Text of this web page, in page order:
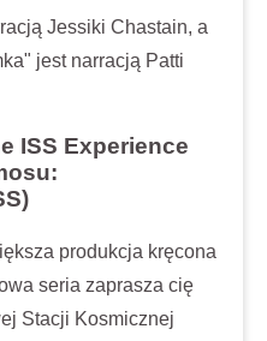
Jessiki Chastain, a
jest narracją Patti
ISS Experience
produkcja kręcona
seria zaprasza cię
Stacji Kosmicznej